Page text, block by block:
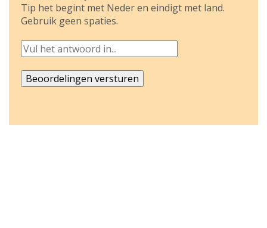
Tip het begint met Neder en eindigt met land.
Gebruik geen spaties.